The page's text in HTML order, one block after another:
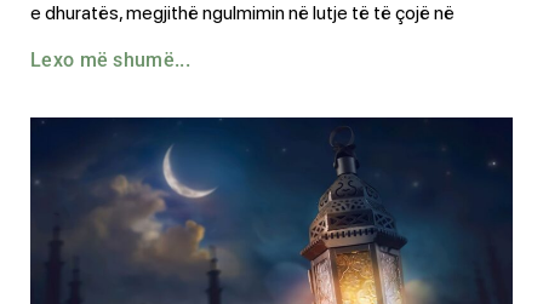
e dhuratës, megjithë ngulmimin në lutje të të çojë në
Lexo më shumë...